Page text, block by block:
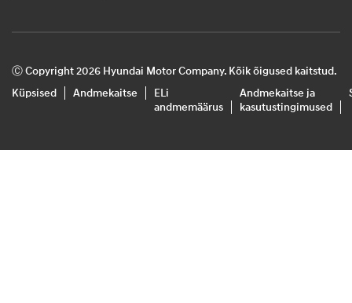
Ⓒ Copyright 2026 Hyundai Motor Company. Kõik õigused kaitstud.
Küpsised
Andmekaitse
ELi
andmemäärus
Andmekaitse ja
kasutustingimused